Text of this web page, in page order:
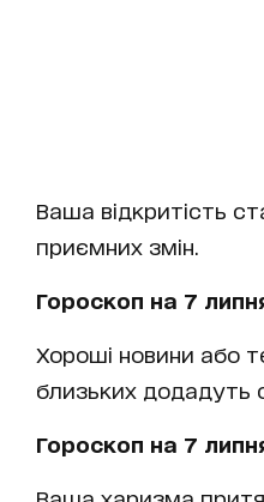
Ваша відкритість
приємних змін.
Гороскоп на 7
Хороші новини або
близьких додадуть
Гороскоп на 7
Ваша харизма